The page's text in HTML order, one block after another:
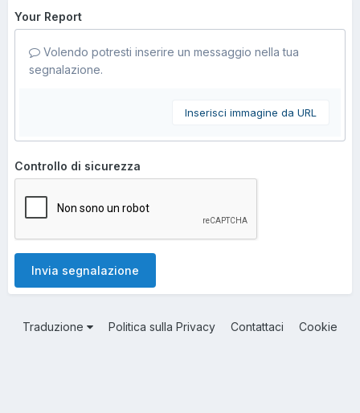
Your Report
Volendo potresti inserire un messaggio nella tua
segnalazione.
Inserisci immagine da URL
Controllo di sicurezza
Invia segnalazione
Traduzione Politica sulla Privacy Contattaci Cookie